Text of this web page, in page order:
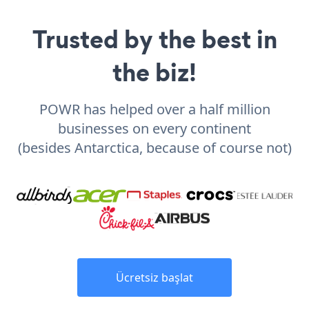
Trusted by the best in
the biz!
POWR has helped over a half million
businesses on every continent
(besides Antarctica, because of course not)
Ücretsiz başlat